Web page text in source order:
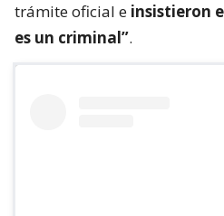
trámite oficial e insistieron
es un criminal”.